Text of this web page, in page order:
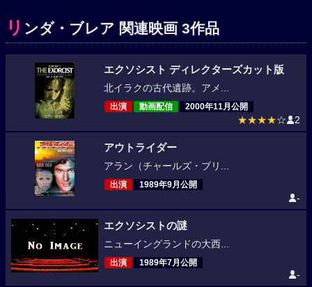
リ ンダ・ブレア 関連映画 3作品
エクソシスト ディレクターズカット版
北イラクの古代遺跡。アメ...
出演 動画配信 2000年11月公開
★★★★☆ 2
アウトライダー
アラン（チャールズ・ブリ...
出演 1989年9月公開
-
エクソシストの謎
ニューイングランドの大西...
出演 1989年7月公開
-